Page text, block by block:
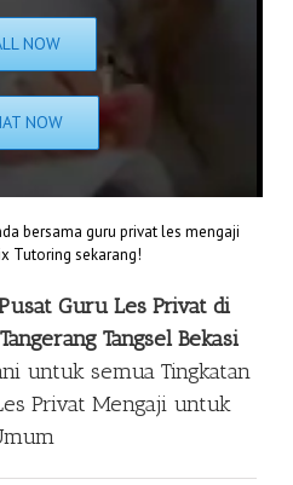
NOW
NOW
bersama guru privat les mengaji
Tutoring sekarang!
Guru Les Privat di
Tangsel Bekasi
untuk semua Tingkatan
Privat Mengaji untuk